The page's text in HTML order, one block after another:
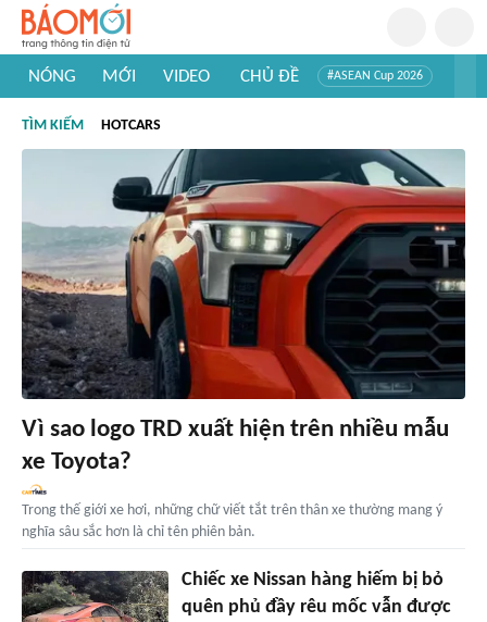
NÓNG MỚI VIDEO CHỦ ĐỀ #ASEAN Cup 2026
#Khám phá thế giới
TÌM KIẾM HOTCARS
Vì sao logo TRD xuất hiện trên nhiều mẫu
xe Toyota?
Trong thế giới xe hơi, những chữ viết tắt trên thân xe thường mang ý
nghĩa sâu sắc hơn là chỉ tên phiên bản.
Chiếc xe Nissan hàng hiếm bị bỏ
quên phủ đầy rêu mốc vẫn được